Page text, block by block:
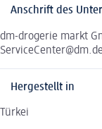
Anschrift des
dm-drogerie markt
ServiceCenter@dm.de
Hergestellt in
Türkei